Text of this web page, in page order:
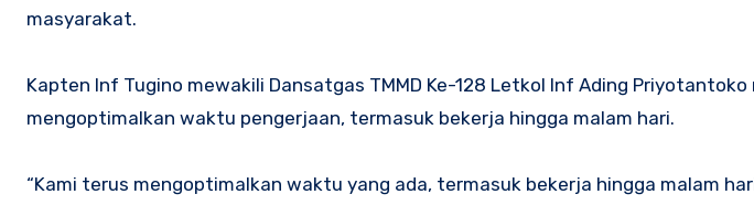
masyarakat.
Kapten Inf Tugino mewakili Dansatgas TMMD Ke-128 Letkol Inf Ading
mengoptimalkan waktu pengerjaan, termasuk bekerja hingga malam hari.
“Kami terus mengoptimalkan waktu yang ada, termasuk bekerja hingga malam